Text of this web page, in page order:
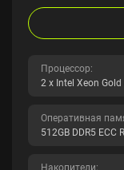
Процессор:
2 x Intel Xeon
Оперативная
512GB DDR5 ECC
Накопители: